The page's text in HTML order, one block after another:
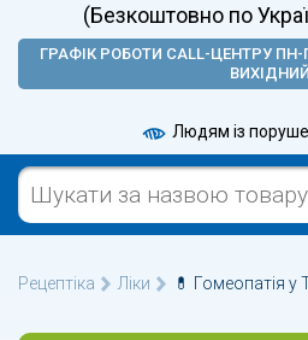
(Безкоштовно по
ГРАФІК РОБОТИ CALL-ЦЕНТРУ ПН-
ВИХІДНИЙ
Людям із
Рецептіка Ліки 💊 Гомеопатія у